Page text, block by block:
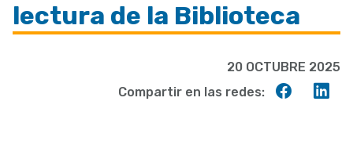
navegación
lectura de la Biblioteca
20 OCTUBRE 2025
Compartir en las redes: